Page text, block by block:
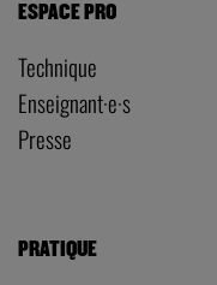
ESPACE PRO
Technique
Enseignant·e·s
Presse
PRATIQUE